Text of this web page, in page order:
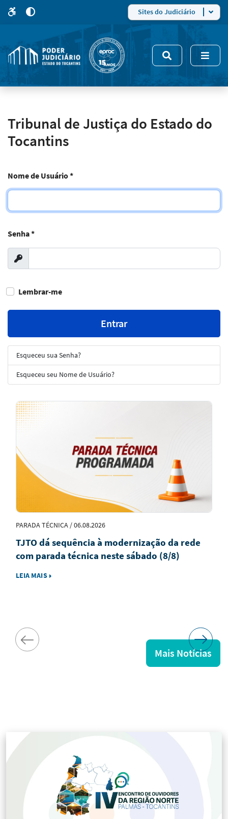
para
site
5
modo
de
alto
Sites do Judiciário
Tribunal de Justiça do Estado do
Tocantins
Nome de Usuário*
Senha*
Exibir
Lembrar-me
Entrar
Esqueceu sua Senha?
Esqueceu seu Nome de Usuário?
Notícias
em
PARADA TÉCNICA / 06.08.2026
TJTO dá sequência à modernização da rede
com parada técnica neste sábado (8/8)
LEIA MAIS
Mais Notícias